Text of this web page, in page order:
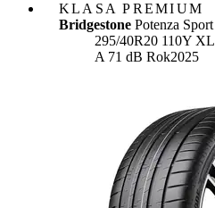
KLASA PREMIUM
Bridgestone Potenza Sport
295/40R20 110Y XL
A 71 dB Rok2025